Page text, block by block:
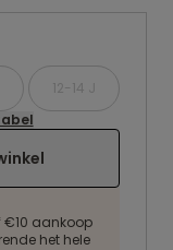
12-14 J
€10 aankoop
het hele